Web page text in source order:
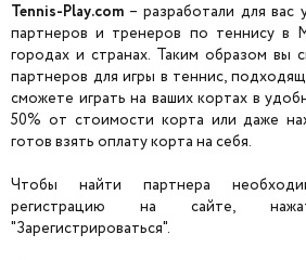
Tennis-Play.com – разработали для вас
партнеров и тренеров по теннису в
городах и странах. Таким образом вы
партнеров для игры в теннис,
сможете играть на ваших кортах в
50% от стоимости корта или даже
готов взять оплату корта на себя.
Чтобы найти партнера
регистрацию на сайте,
"Зарегистрироваться".